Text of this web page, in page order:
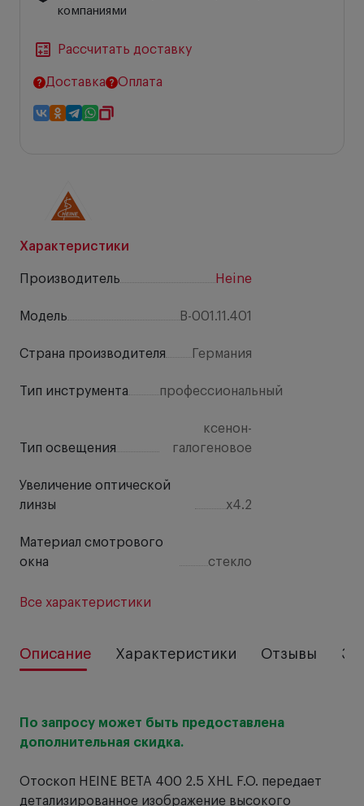
Характеристики
Производитель Heine
Модель B-001.11.401
Страна производителя Германия
Тип инструмента профессиональный
Тип освещения
ксенон-
галогеновое
Увеличение оптической
линзы
х4.2
Материал смотрового
окна
стекло
Все характеристики
компаниями
Рассчитать доставку
Доставка Оплата
Описание Характеристики Отзывы
По запросу может быть предоставлена
дополнительная скидка.
Отоскоп HEINE BETA 400 2.5 XHL F.O. передает
детализированное изображение высокого